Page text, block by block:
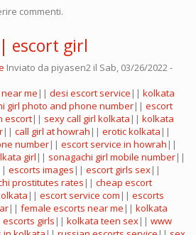
commenti.
escort girl
Inviato da piyasen2 il Sab, 03/26/2022 -
me || desi escort service || kolkata
girl photo and phone number|| escort
escort|| sexy call girl kolkata || kolkata
|| call girl at howrah || erotic kolkata ||
number|| escort service in howrah ||
girl || sonagachi girl mobile number||
escorts images || escort girls sex||
prostitutes rates || cheap escort
|| escort service com || escorts
|| female escorts near me || kolkata
escorts girls || kolkata teen sex|| www